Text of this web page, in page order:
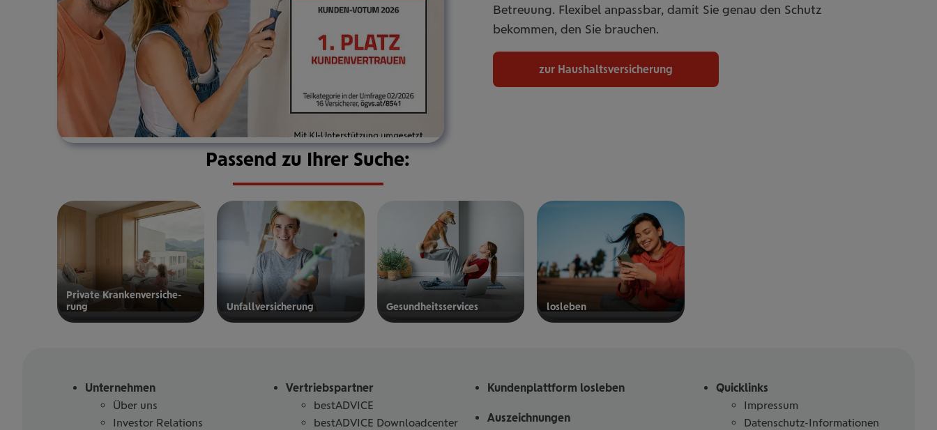
Betreuung. Flexibel anpassbar, damit Sie genau den Schutz
bekommen, den Sie brauchen.
zur Haushaltsversicherung
Passend zu Ihrer Suche:
Private Kran­ken­­­ver­si­che­
rung
zur privaten
Unfall­ver­si­che­rung Gesund­heits­ser­vices los­le­ben
Unternehmen
Über uns
Investor Relations
Vertriebspartner
bestADVICE
bestADVICE Downloadcenter
Kundenplattform losleben
Auszeichnungen
Quicklinks
Impressum
Datenschutz-Informationen